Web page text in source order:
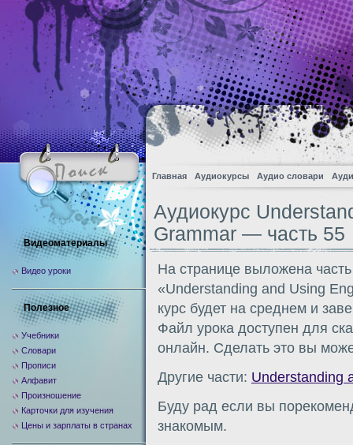
Главная Аудиокурсы Аудио словари
Аудиокурс
Grammar — часть 55
На странице выложена
«Understanding and Using
курс будет на среднем и
Файл урока доступен для
онлайн. Сделать это вы
Другие части: Understanding
Буду рад если вы
знакомым.
Видеоматериалы
Видео уроки
Полезное
Учебники
Словари
Прописи
Алфавит
Произношение
Карточки для изучения
Цены и зарплаты в странах